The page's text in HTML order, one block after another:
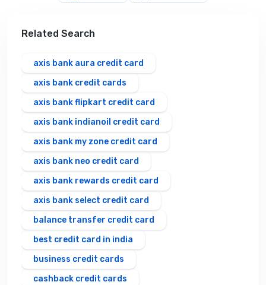
Related Search
axis bank aura credit card
axis bank credit cards
axis bank flipkart credit card
axis bank indianoil credit card
axis bank my zone credit card
axis bank neo credit card
axis bank rewards credit card
axis bank select credit card
balance transfer credit card
best credit card in india
business credit cards
cashback credit cards